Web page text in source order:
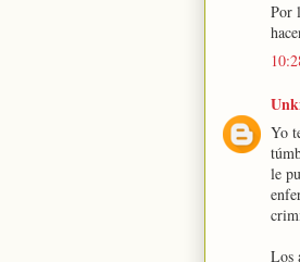
Por
Yo
le
Los